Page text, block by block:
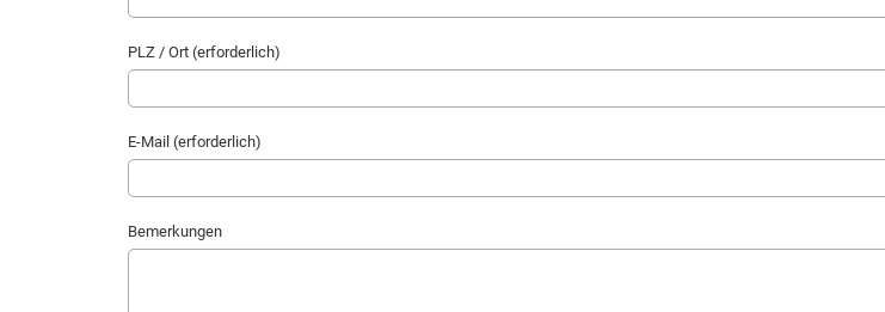
PLZ / Ort (erforderlich)
E-Mail (erforderlich)
Bemerkungen